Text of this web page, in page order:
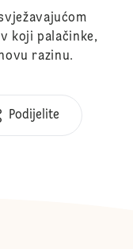
koji palačinke,
razinu.
Podijelite